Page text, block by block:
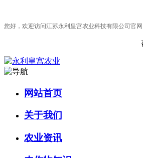
您好，欢迎访问江苏永利皇宫农业科技有限公司官网
网站首页
关于我们
农业资讯